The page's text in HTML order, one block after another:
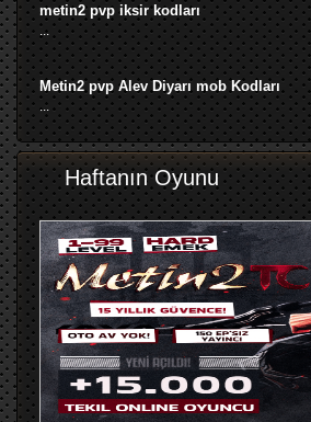
metin2 pvp iksir kodları
...
Metin2 pvp Alev Diyarı mob Kodları
...
Haftanın Oyunu